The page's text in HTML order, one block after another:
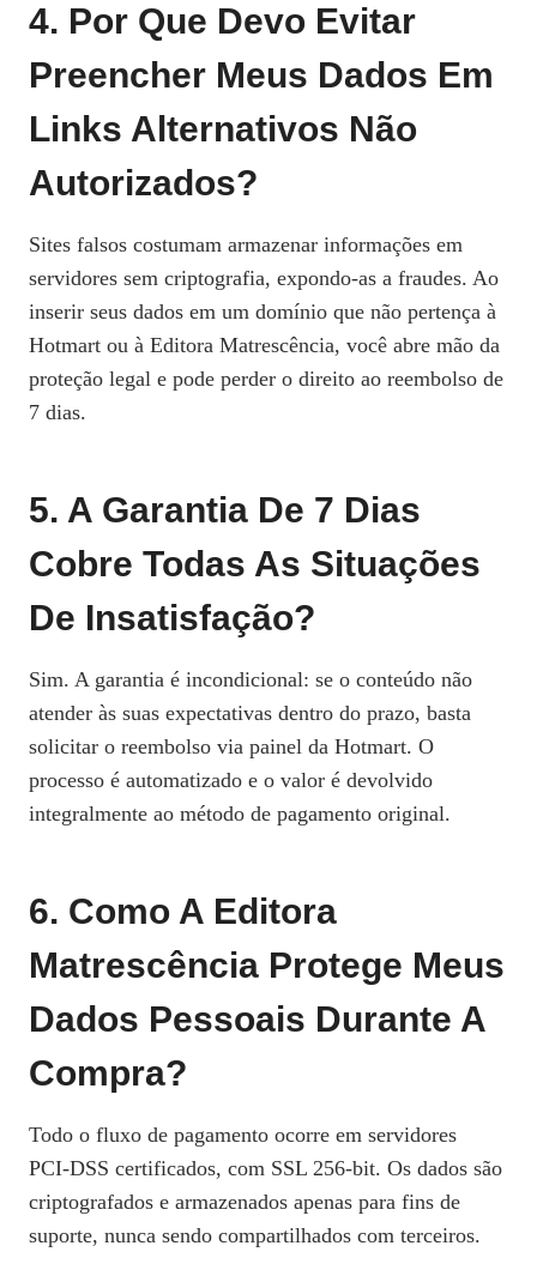
4. Por Que Devo Evitar
Preencher Meus Dados Em
Links Alternativos Não
Autorizados?
Sites falsos costumam armazenar informações em
servidores sem criptografia, expondo‑as a fraudes. Ao
inserir seus dados em um domínio que não pertença à
Hotmart ou à Editora Matrescência, você abre mão da
proteção legal e pode perder o direito ao reembolso de
7 dias.
5. A Garantia De 7 Dias
Cobre Todas As Situações
De Insatisfação?
Sim. A garantia é incondicional: se o conteúdo não
atender às suas expectativas dentro do prazo, basta
solicitar o reembolso via painel da Hotmart. O
processo é automatizado e o valor é devolvido
integralmente ao método de pagamento original.
6. Como A Editora
Matrescência Protege Meus
Dados Pessoais Durante A
Compra?
Todo o fluxo de pagamento ocorre em servidores
PCI‑DSS certificados, com SSL 256‑bit. Os dados são
criptografados e armazenados apenas para fins de
suporte, nunca sendo compartilhados com terceiros.